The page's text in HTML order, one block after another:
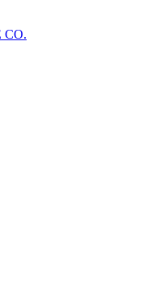
CO.